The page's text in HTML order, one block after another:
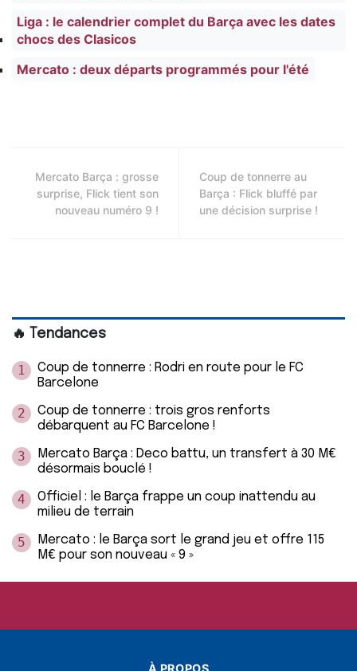
Liga : le calendrier complet du Barça avec les dates
chocs des Clasicos
Mercato : deux départs programmés pour l'été
Mercato Barça : grosse
surprise, Flick tient son
nouveau numéro 9 !
Coup de tonnerre au
Barça : Flick bluffé par
une décision surprise !
🔥 Tendances
1
Coup de tonnerre : Rodri en route pour le FC
Barcelone
2
Coup de tonnerre : trois gros renforts
débarquent au FC Barcelone !
3
Mercato Barça : Deco battu, un transfert à 30 M€
désormais bouclé !
4
Officiel : le Barça frappe un coup inattendu au
milieu de terrain
5
Mercato : le Barça sort le grand jeu et offre 115
M€ pour son nouveau « 9 »
À PROPOS